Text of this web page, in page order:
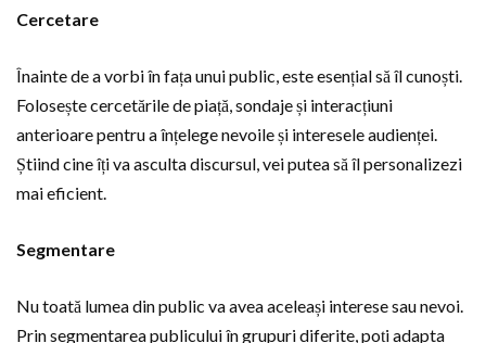
Cercetare
Înainte de a vorbi în fața unui public, este esențial să îl cunoști.
Folosește cercetările de piață, sondaje și interacțiuni
anterioare pentru a înțelege nevoile și interesele audienței.
Știind cine îți va asculta discursul, vei putea să îl personalizezi
mai eficient.
Segmentare
Nu toată lumea din public va avea aceleași interese sau nevoi.
Prin segmentarea publicului în grupuri diferite, poți adapta